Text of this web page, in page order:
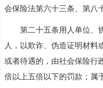
会保险法第六十三条、第八
第二十五条用人单位、协
人，以欺诈、伪造证明材料
或者待遇的，由社会保险行
倍以上五倍以下的罚款；属